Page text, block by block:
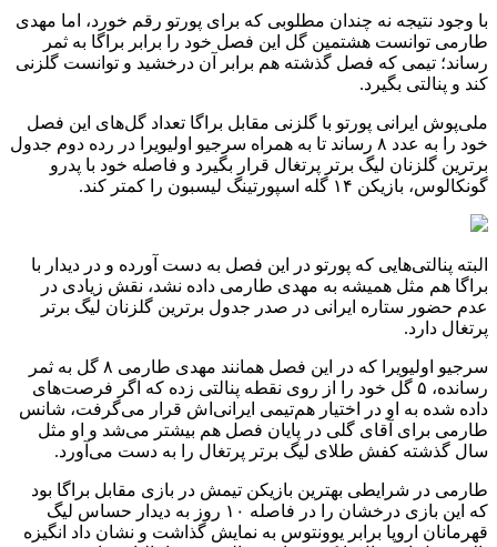
با وجود نتیجه نه چندان مطلوبی که برای پورتو رقم خورد، اما مهدی
طارمی توانست هشتمین گل این فصل خود را برابر براگا به ثمر
رساند؛ تیمی که فصل گذشته هم برابر آن درخشید و توانست گلزنی
کند و پنالتی بگیرد.
ملی‌پوش ایرانی پورتو با گلزنی مقابل براگا تعداد گل‌های این فصل
خود را به عدد ۸ رساند تا به همراه سرجیو اولیویرا در رده دوم جدول
برترین گلزنان لیگ برتر پرتغال قرار بگیرد و فاصله خود با پدرو
گونکالوس، بازیکن ۱۴ گله اسپورتینگ لیسبون را کمتر کند.
البته پنالتی‌هایی که پورتو در این فصل به دست آورده و در دیدار با
براگا هم مثل همیشه به مهدی طارمی داده نشد، نقش زیادی در
عدم حضور ستاره ایرانی در صدر جدول برترین گلزنان لیگ برتر
پرتغال دارد.
سرجیو اولیویرا که در این فصل همانند مهدی طارمی ۸ گل به ثمر
رسانده، ۵ گل خود را از روی نقطه پنالتی زده که اگر فرصت‌های
داده شده به او در اختیار هم‌تیمی ایرانی‌اش قرار می‌گرفت، شانس
طارمی برای آقای گلی در پایان فصل هم بیشتر می‌شد و او مثل
سال گذشته کفش طلای لیگ برتر پرتغال را به دست می‌آورد.
طارمی در شرایطی بهترین بازیکن تیمش در بازی مقابل براگا بود
که این بازی درخشان را در فاصله ۱۰ روز به دیدار حساس لیگ
قهرمانان اروپا برابر یوونتوس به نمایش گذاشت و نشان داد انگیزه